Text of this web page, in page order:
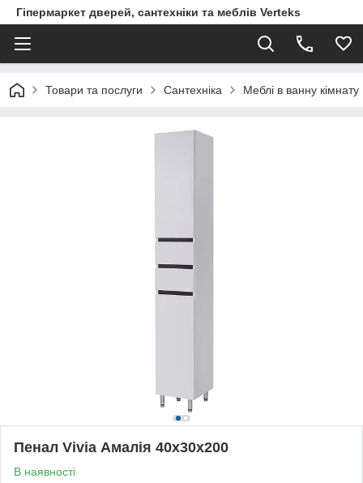
Гіпермаркет дверей, сантехніки та меблів Verteks
Товари та послуги Сантехніка Меблі в ванну кімнату
Пенал Vivia Амалія 40х30х200
В наявності